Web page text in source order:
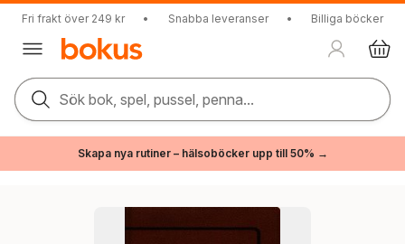
Fri frakt över 249 kr • Snabba leveranser • Billiga böcker
Sök bok, spel, pussel, penna...
Skapa nya rutiner – hälsoböcker upp till 50% →